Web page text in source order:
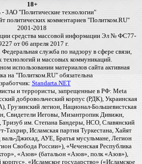
18+
- ЗАО "Политические технологии"
политических комментариев "Политком.RU"
2001-2018
средства массовой информации Эл № ФС77-
от 06 апреля 2017 г.
служба по надзору в сфере связи,
и массовых коммуникаций.
использовании материалов сайта активная
на "Политком.RU" обязательна
Standarta.NET
и террористы, запрещенные в РФ: Meta
добровольческий корпус (РДК), Украинская
Грузинский легион, Национал-Большевистская
Свидетели Иеговы, Мизантропик Дивижн,
Тризуб им. Степана Бандеры, НСО, Славянский
Тахрир, Исламская партия Туркестана, Хайят
Джихад, АУЕ, Братья мусульмане, Легион
Свобода России»), «Чеченская Республика
«Азов» (батальон «Азов», полк «Азов»),
«Исламское государство» («Исламское